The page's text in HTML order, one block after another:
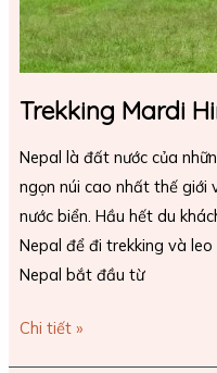
Trekking Mardi
Nepal là đất nước của
ngọn núi cao nhất thế
nước biển. Hầu hết du
Nepal để đi trekking và
Nepal bắt đầu từ
Chi tiết »